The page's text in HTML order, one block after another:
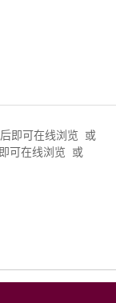
即可在线浏览 或
可在线浏览 或